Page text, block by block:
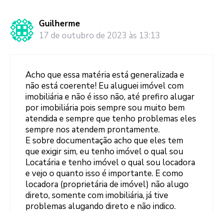
Guilherme
17 de outubro de 2023 às 13:13
Acho que essa matéria está generalizada e
não está coerente! Eu aluguei imóvel com
imobiliária e não é isso não, até prefiro alugar
por imobiliária pois sempre sou muito bem
atendida e sempre que tenho problemas eles
sempre nos atendem prontamente.
E sobre documentação acho que eles tem
que exigir sim, eu tenho imóvel o qual sou
Locatária e tenho imóvel o qual sou locadora
e vejo o quanto isso é importante. E como
locadora (proprietária de imóvel) não alugo
direto, somente com imobiliária, já tive
problemas alugando direto e não indico.